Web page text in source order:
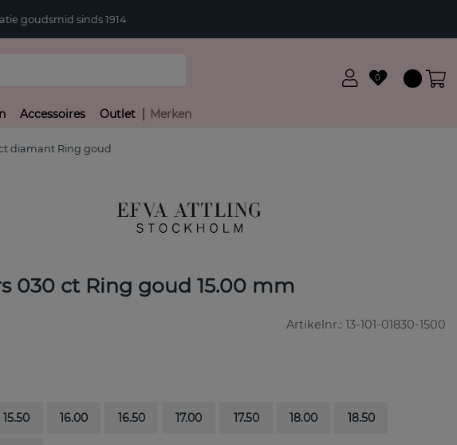
goudsmid sinds 1914
0
Accessoires Outlet Merken
diamant Ring goud
030 ct Ring goud 15.00 mm
Artikelnr.: 13-101-01830-1500
15.50 16.00 16.50 17.00 17.50 18.00 18.50